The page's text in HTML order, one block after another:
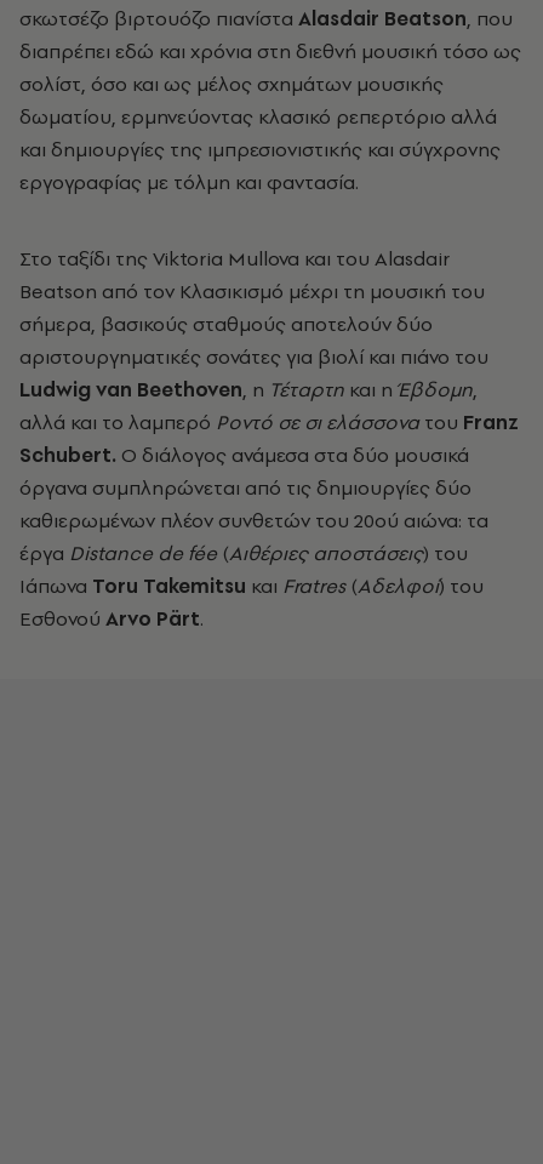
σκωτσέζο βιρτουόζο πιανίστα Alasdair Beatson, που
διαπρέπει εδώ και χρόνια στη διεθνή μουσική τόσο ως
σολίστ, όσο και ως μέλος σχημάτων μουσικής
δωματίου, ερμηνεύοντας κλασικό ρεπερτόριο αλλά
και δημιουργίες της ιμπρεσιονιστικής και σύγχρονης
εργογραφίας με τόλμη και φαντασία.
Στο ταξίδι της Viktoria Mullova και του Alasdair
Beatson από τον Κλασικισμό μέχρι τη μουσική του
σήμερα, βασικούς σταθμούς αποτελούν δύο
αριστουργηματικές σονάτες για βιολί και πιάνο του
Ludwigvan Beethoven, η Τέταρτη και η Έβδομη,
αλλά και το λαμπερό Ροντό σε σι ελάσσονατου Franz
Schubert. Ο διάλογος ανάμεσα στα δύο μουσικά
όργανα συμπληρώνεται από τις δημιουργίες δύο
καθιερωμένων πλέον συνθετών του 20ού αιώνα: τα
έργα Distance de fée (Αιθέριες αποστάσεις) του
Ιάπωνα Toru Takemitsu και Fratres(Αδελφοί) του
Εσθονού Arvo Pärt.